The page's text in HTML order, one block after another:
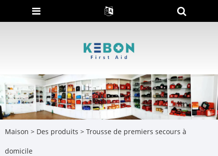
Maison > Des produits > Trousse de premiers secours à
domicile